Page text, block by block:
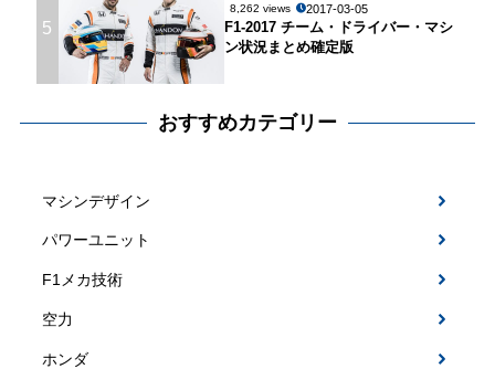
5
8,262 views 2017-03-05
F1-2017 チーム・ドライバー・マシ
ン状況まとめ確定版
おすすめカテゴリー
マシンデザイン
パワーユニット
F1メカ技術
空力
ホンダ